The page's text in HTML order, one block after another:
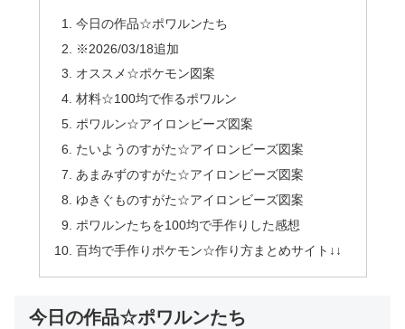
今日の作品☆ポワルンたち
※2026/03/18追加
オススメ☆ポケモン図案
材料☆100均で作るポワルン
ポワルン☆アイロンビーズ図案
たいようのすがた☆アイロンビーズ図案
あまみずのすがた☆アイロンビーズ図案
ゆきぐものすがた☆アイロンビーズ図案
ポワルンたちを100均で手作りした感想
百均で手作りポケモン☆作り方まとめサイト↓↓
今日の作品☆ポワルンたち